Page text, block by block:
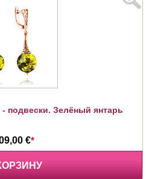
подвески. Зелёный янтарь
€*